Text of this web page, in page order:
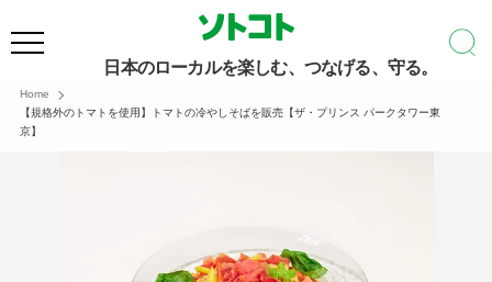
日本のローカルを楽しむ、つなげる、守る。
Home
【規格外のトマトを使用】トマトの冷やしそばを販売【ザ・プリンス パークタワー東
京】